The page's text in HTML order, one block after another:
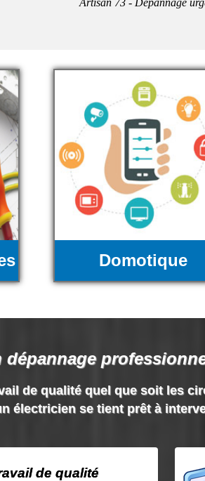
Artisan 73 - Dépannage
Domotique
dépannage
de qualité quel que soit les
électricien se tient prêt à
de qualité